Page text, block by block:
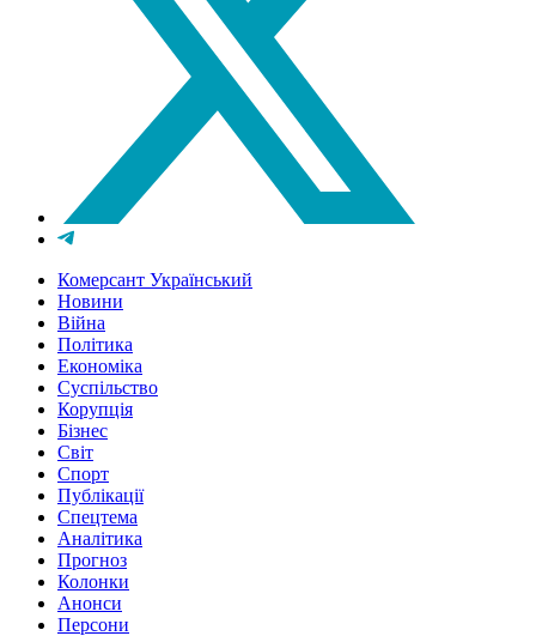
Комерсант Український
Новини
Війна
Політика
Економіка
Суспільство
Корупція
Бізнес
Світ
Спорт
Публікації
Спецтема
Аналітика
Прогноз
Колонки
Анонси
Персони